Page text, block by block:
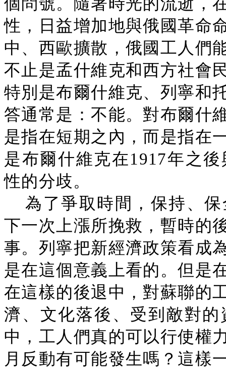
性，日益增加地與俄國革命
中、西歐擴散，俄國工人們
不止是孟什維克和西方社會
特別是布爾什維克、列寧和
答通常是：不能。對布爾什
是指在短期之內，而是指在
是布爾什維克在1917年之
性的分歧。
為了爭取時間，保持、
下一次上漲所挽救，暫時的
事。列寧把新經濟政策看成
是在這個意義上看的。但是
在這樣的後退中，對蘇聯的
濟、文化落後、受到敵對
中，工人們真的可以行使權
月反動有可能發生嗎？這樣